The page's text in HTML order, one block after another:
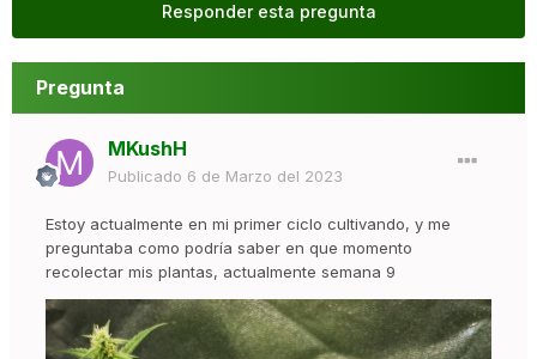
Responder esta pregunta
Pregunta
MKushH
Publicado 6 de Marzo del 2023
Estoy actualmente en mi primer ciclo cultivando, y me
preguntaba como podría saber en que momento
recolectar mis plantas, actualmente semana 9